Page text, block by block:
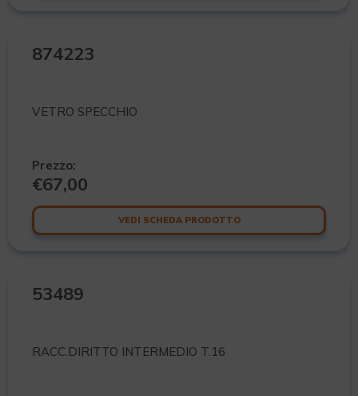
874223
VETRO SPECCHIO
Prezzo:
€67,00
VEDI SCHEDA PRODOTTO
53489
RACC.DIRITTO INTERMEDIO T.16